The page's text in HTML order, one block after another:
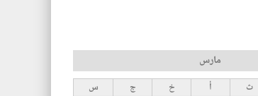
مارس
ث أ خ ج
س